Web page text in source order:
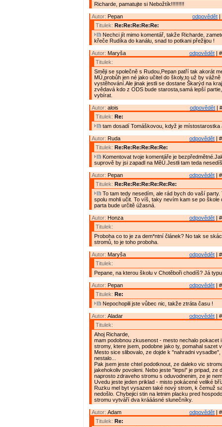
Richarde, pamatujte si Nebožtík!!!!!!!!!
odpovědět |
Autor: Pepan
Titulek: Re:Re:Re:Re:Re:
Nechci jít mimo komentář, takže Richarde,
křeče Rudíka do kanálu, snad to potkani přežijou !
odpovědět |
Autor: Maryša
Titulek:
Směji se společně s Rudou,Pepan patří tak akorát
MÚ,probůh jen né jako učitel do školy,to už by vážně
vystěhování.Ale jinak jestli se dostane Škarýd na
zvědavá kdo z ODS bude starosta,samá lepší
vybírat.
odpovědět |
Autor: alois
Titulek: Re:
tam dosadí Tomáškovou, když je místostarostka
odpovědět |
Autor: Ruda
Titulek: Re:Re:Re:Re:Re:Re:
Komentovat tvoje komentáře je
suprově by jsi zapadl na MěÚ.Jestli tam teda
odpovědět |
Autor: Pepan
Titulek: Re:Re:Re:Re:Re:Re:Re:
To tam tedy nesedím, ale rád bych do vaší
spolu mohli učit. To víš, taky nevím kam se po škole
parta bude určitě úžasná.
odpovědět |
Autor: Honza
Titulek:
Proboha co to je za dem*ntní článek? No tak se
stromů, to je toho proboha.
odpovědět |
Autor: Maryša
Titulek:
Pepane, na kterou školu v Chotěboři chodíš? Já
odpovědět |
Autor: Pepan
Titulek: Re:
Nepochopili jste vůbec nic, takže ztráta času !
odpovědět |
Autor: Aladar
Titulek:
Ahoj Richarde,
mam podobnou zkusenost - mesto nechalo pokacet
stromy, ktere jsem, podobne jako ty, pomahal sazet
Mesto sice slibovalo, ze dojde k "nahradni vysadbe",
nestalo...
Pak jsem jeste chtel podotknout, ze daleko vic
jakehokoliv povoleni. Nebo jeste "lepsi" je pripad, ze
naprosto zdraveho stromu s oduvodnenim, ze je
Uvedu jeste jeden priklad - misto pokácené veliké
Ruzku mel byt vysazen také nový strom, k čemuž
nedošlo. Chybejici stin na letnim placku pred
stromu vytváří dva krááásné slunečníky.
odpovědět |
Autor: Adam
Titulek: Re: